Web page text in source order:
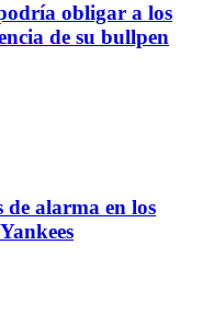
obligar a los
de su bullpen
de alarma en los